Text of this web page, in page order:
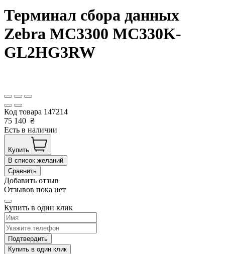
Терминал сбора данных
Zebra MC3300 MC330K-
GL2HG3RW
Код товара 147214
75 140 ₴
Есть в наличии
Купить
В список желаний
Сравнить
Добавить отзыв
Отзывов пока нет
Купить в один клик
Подтвердить
Купить в один клик